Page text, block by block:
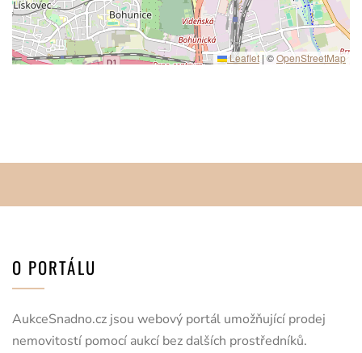
Leaflet |©OpenStreetMap
O PORTÁLU
AukceSnadno.cz jsou webový portál umožňující prodej
nemovitostí pomocí aukcí bez dalších prostředníků.